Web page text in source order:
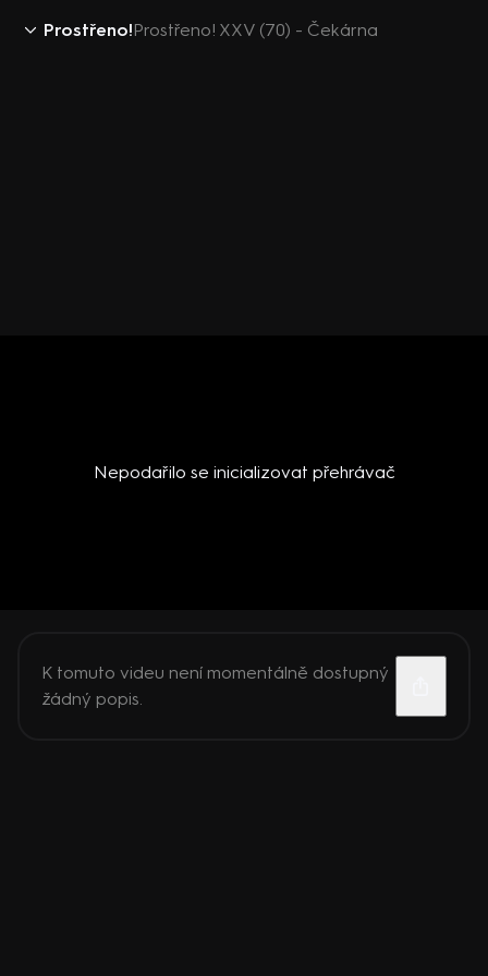
Prostřeno!Prostřeno! XXV (70) - Čekárna
Nepodařilo se inicializovat přehrávač
K tomuto videu není momentálně dostupný
žádný popis.